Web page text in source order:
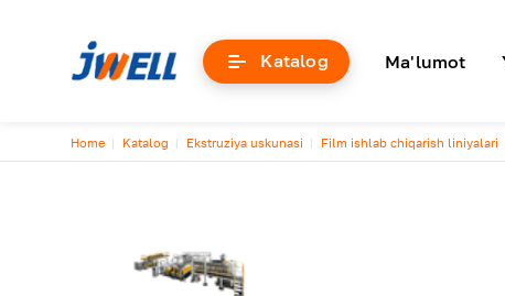
Katalog Ma'lumot
Breadcrumb
Home Katalog Ekstruziya uskunasi Film ishlab chiqarish liniyalari